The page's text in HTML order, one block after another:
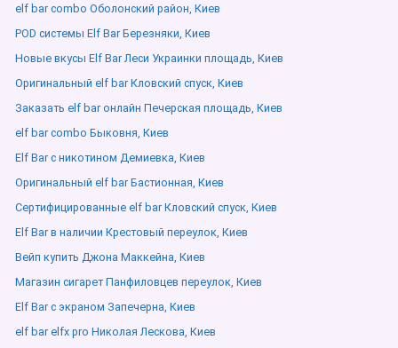
elf bar combo Оболонский район, Киев
POD системы Elf Bar Березняки, Киев
Новые вкусы Elf Bar Леси Украинки площадь, Киев
Оригинальный elf bar Кловский спуск, Киев
Заказать elf bar онлайн Печерская площадь, Киев
elf bar combo Быковня, Киев
Elf Bar с никотином Демиевка, Киев
Оригинальный elf bar Бастионная, Киев
Сертифицированные elf bar Кловский спуск, Киев
Elf Bar в наличии Крестовый переулок, Киев
Вейп купить Джона Маккейна, Киев
Магазин сигарет Панфиловцев переулок, Киев
Elf Bar с экраном Запечерна, Киев
elf bar elfx pro Николая Лескова, Киев